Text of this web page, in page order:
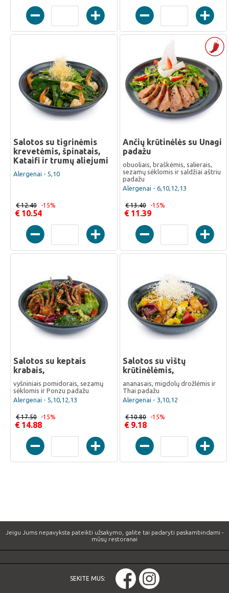
Salotos su tigrinėmis
krevetėmis, špinatais,
Kataifi ir trumų aliejumi
Alergenai - 5,10
€ 10.54
€ 12.40 -15%
Ančių krūtinėlės su Unagi
padažu
obuoliais, braškėmis, salierais,
sezamų sėklomis ir saldžiai aštriu
padažu
Alergenai - 6,10,12,13
€ 11.39
€ 13.40 -15%
Salotos su keptais
krabais,
vyšniniais pomidorais, sezamų
sėklomis ir Ponzu padažu
Alergenai - 5,10,12,13
€ 14.88
€ 17.50 -15%
Salotos su vištų
krūtinėlėmis,
ananasais, migdolų drožlėmis ir
Thai padažu
Alergenai - 3,10,12
€ 9.18
€ 10.80 -15%
Jeigu Jums nepavyksta pateikti užsakymo, galite tai padaryti paskambindami -
mūsų restoranai
SEKITE MUS: